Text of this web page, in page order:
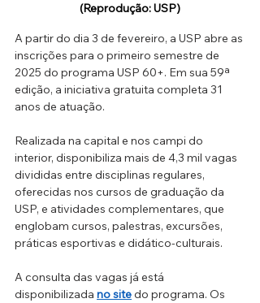
(Reprodução: USP)
A partir do dia 3 de fevereiro, a USP abre as
inscrições para o primeiro semestre de
2025 do programa USP 60+. Em sua 59ª
edição, a iniciativa gratuita completa 31
anos de atuação.
Realizada na capital e nos campi do
interior, disponibiliza mais de 4,3 mil vagas
divididas entre disciplinas regulares,
oferecidas nos cursos de graduação da
USP, e atividades complementares, que
englobam cursos, palestras, excursões,
práticas esportivas e didático-culturais.
A consulta das vagas já está
disponibilizada no site do programa. Os